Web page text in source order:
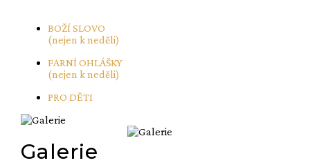
BOŽÍ SLOVO
(nejen k neděli)
FARNÍ OHLÁŠKY
(nejen k neděli)
PRO DĚTI
Galerie